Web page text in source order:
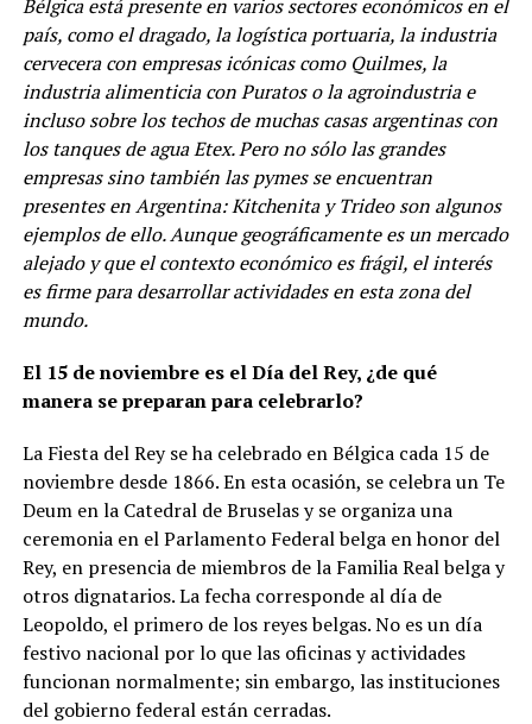
Bélgica está presente en varios sectores económicos en el
país, como el dragado, la logística portuaria, la industria
cervecera con empresas icónicas como Quilmes, la
industria alimenticia con Puratos o la agroindustria e
incluso sobre los techos de muchas casas argentinas con
los tanques de agua Etex. Pero no sólo las grandes
empresas sino también las pymes se encuentran
presentes en Argentina: Kitchenita y Trideo son algunos
ejemplos de ello. Aunque geográficamente es un mercado
alejado y que el contexto económico es frágil, el interés
es firme para desarrollar actividades en esta zona del
mundo.
El 15 de noviembre es el Día del Rey, ¿de qué
manera se preparan para celebrarlo?
La Fiesta del Rey se ha celebrado en Bélgica cada 15 de
noviembre desde 1866. En esta ocasión, se celebra un Te
Deum en la Catedral de Bruselas y se organiza una
ceremonia en el Parlamento Federal belga en honor del
Rey, en presencia de miembros de la Familia Real belga y
otros dignatarios. La fecha corresponde al día de
Leopoldo, el primero de los reyes belgas. No es un día
festivo nacional por lo que las oficinas y actividades
funcionan normalmente; sin embargo, las instituciones
del gobierno federal están cerradas.